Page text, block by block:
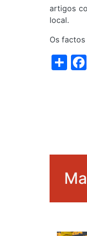
artigos
local.
Os